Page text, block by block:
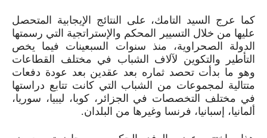
كما عرج السيد التامك، على النتائج الإيجابية المتحصل
عليها من خلال التسيير المحكم والإستراتجية التي رسمتها
الدولة الصحراوية، منذ سنوات السبعينات فيما يخص
التأطير والتكوين لآلاف الشباب في مختلف القطاعات
وهو ما بدأت تحصد ثماره بعد عقدين بعد عودة دفعات
متتالية لمجموعات من الشباب التي كانت تتابع دراستها
في مختلف التخصصات في الجزائر، كوبا، ليبيا، سوريا،
ألمانيا، إسبانيا، فرنسا وغيرها من البلدان.